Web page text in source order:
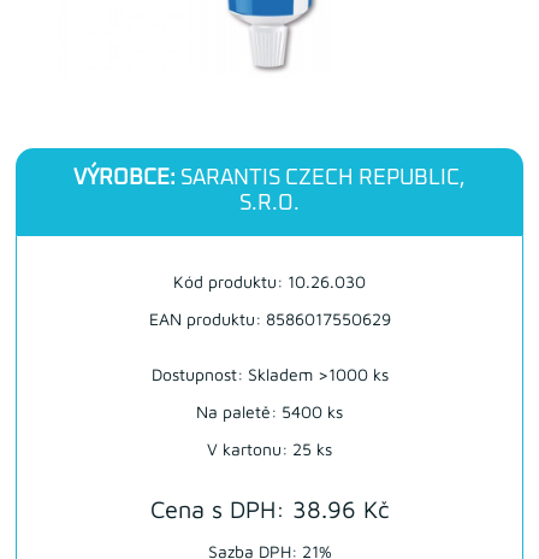
VÝROBCE: SARANTIS CZECH REPUBLIC,
S.R.O.
Cena s DPH: 38.96 Kč
Sazba DPH: 21%
Kód produktu: 10.26.030
EAN produktu: 8586017550629
Dostupnost: Skladem >1000 ks
Na paletě: 5400 ks
V kartonu: 25 ks